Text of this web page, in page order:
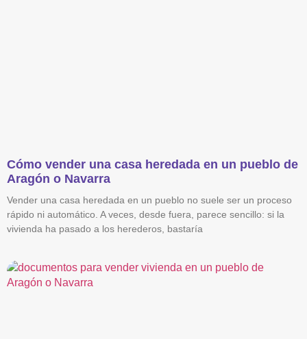
Cómo vender una casa heredada en un pueblo de
Aragón o Navarra
Vender una casa heredada en un pueblo no suele ser un proceso
rápido ni automático. A veces, desde fuera, parece sencillo: si la
vivienda ha pasado a los herederos, bastaría